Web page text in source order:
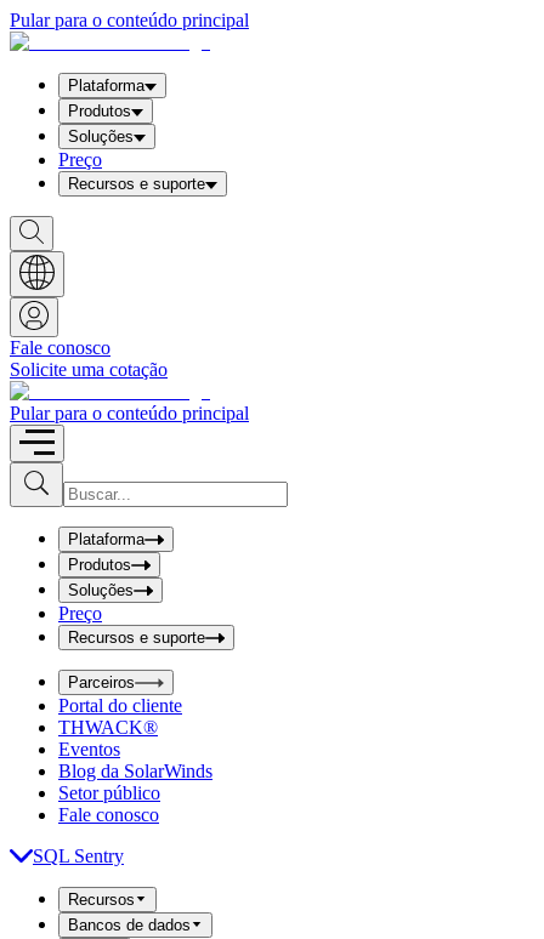
Pular para o conteúdo principal
Plataforma
Produtos
Soluções
Preço
Recursos e suporte
S
h
o
w
S
e
a
r
c
h
b
o
x
Fale conosco
Solicite uma cotação
Pular para o conteúdo principal
S
u
b
I
n
u
t
S
e
a
r
c
h
b
o
x
Plataforma
Produtos
Soluções
Preço
Recursos e suporte
Parceiros
Portal do cliente
THWACK®
Eventos
Blog da SolarWinds
Setor público
Fale conosco
SQL Sentry
Recursos
Bancos de dados